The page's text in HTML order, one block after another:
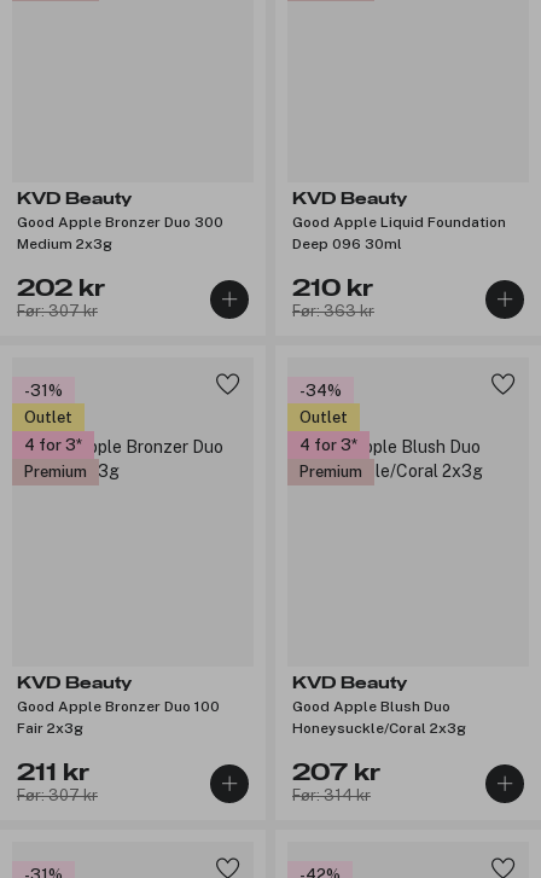
KVD Beauty
Good Apple Bronzer Duo 300
Medium 2x3g
202 kr
Før: 307 kr
KVD Beauty
Good Apple Liquid Foundation
Deep 096 30ml
210 kr
Før: 363 kr
-31%
Outlet
4 for 3
Premium
KVD Beauty
Good Apple Bronzer Duo 100
Fair 2x3g
211 kr
Før: 307 kr
-34%
Outlet
4 for 3
Premium
KVD Beauty
Good Apple Blush Duo
Honeysuckle/Coral 2x3g
207 kr
Før: 314 kr